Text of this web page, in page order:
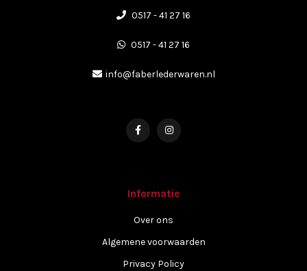
0517 - 41 27 16
0517 - 41 27 16
info@faberlederwaren.nl
Informatie
Over ons
Algemene voorwaarden
Privacy Policy